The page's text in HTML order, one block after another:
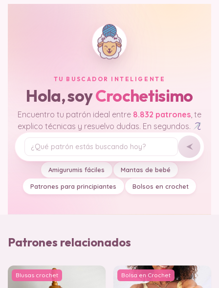
TU BUSCADOR INTELIGENTE
Hola, soyCrochetisimo
Encuentro tu patrón ideal entre 8.832 patrones, te
explico técnicas y resuelvo dudas. En segundos.
Tu pregunta
Amigurumis fáciles Mantas de bebé
Patrones para principiantes Bolsos en crochet
Patrones relacionados
Blusas crochet Bolsa en Crochet